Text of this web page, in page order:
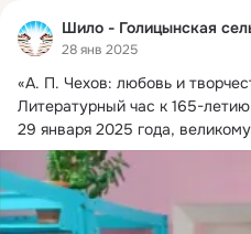
Шило - Голицынская
28 янв 2025
«А. П. Чехов: любовь и
Литературный час к 165-
29 января 2025 года,